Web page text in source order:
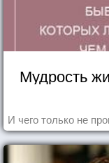
Мудрость
И чего только не